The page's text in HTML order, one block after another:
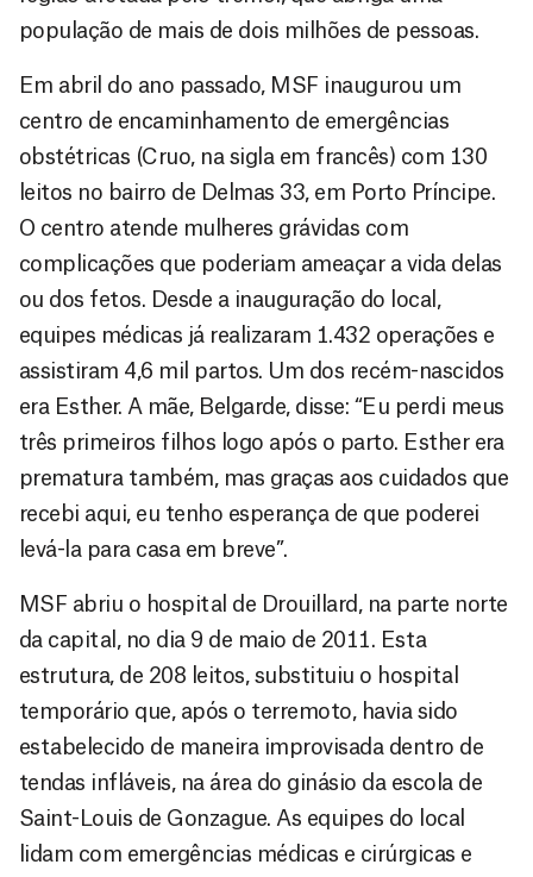
população de mais de dois milhões de pessoas.
Em abril do ano passado, MSF inaugurou um
centro de encaminhamento de emergências
obstétricas (Cruo, na sigla em francês) com 130
leitos no bairro de Delmas 33, em Porto Príncipe.
O centro atende mulheres grávidas com
complicações que poderiam ameaçar a vida delas
ou dos fetos. Desde a inauguração do local,
equipes médicas já realizaram 1.432 operações e
assistiram 4,6 mil partos. Um dos recém-nascidos
era Esther. A mãe, Belgarde, disse: “Eu perdi meus
três primeiros filhos logo após o parto. Esther era
prematura também, mas graças aos cuidados que
recebi aqui, eu tenho esperança de que poderei
levá-la para casa em breve”.
MSF abriu o hospital de Drouillard, na parte norte
da capital, no dia 9 de maio de 2011. Esta
estrutura, de 208 leitos, substituiu o hospital
temporário que, após o terremoto, havia sido
estabelecido de maneira improvisada dentro de
tendas infláveis, na área do ginásio da escola de
Saint-Louis de Gonzague. As equipes do local
lidam com emergências médicas e cirúrgicas e